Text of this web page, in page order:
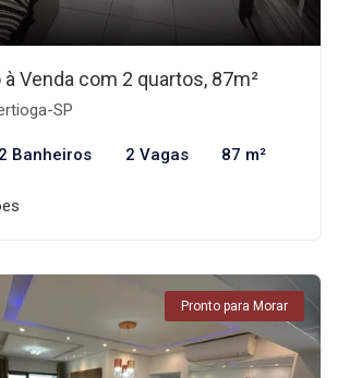
Venda com 2 quartos, 87m²
SP
2 Banheiros 2 Vagas 87 m²
Pronto para Morar